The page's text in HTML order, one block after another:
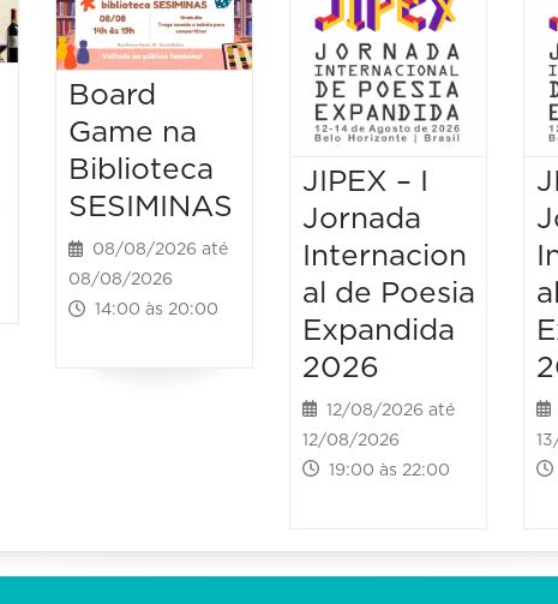
Board
Game na
Biblioteca
SESIMINAS
08/08/2026 até
08/08/2026
14:00 às 20:00
JIPEX – I
Jornada
Internacion
al de Poesia
Expandida
2026
12/08/2026 até
12/08/2026
19:00 às 22:00